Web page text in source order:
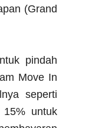
(Grand
pindah
Move In
seperti
15% untuk